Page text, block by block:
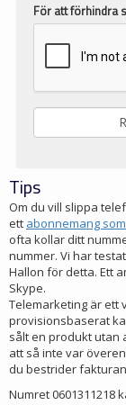
För att förhindra
Tips
Om du vill slippa
ett abonnemang
ofta kollar ditt
nummer. Vi har
Hallon för detta. Ett
Skype.
Telemarketing är ett
provisionsbaserat
sålt en produkt utan
att så inte var
du bestrider
Numret 0601311218